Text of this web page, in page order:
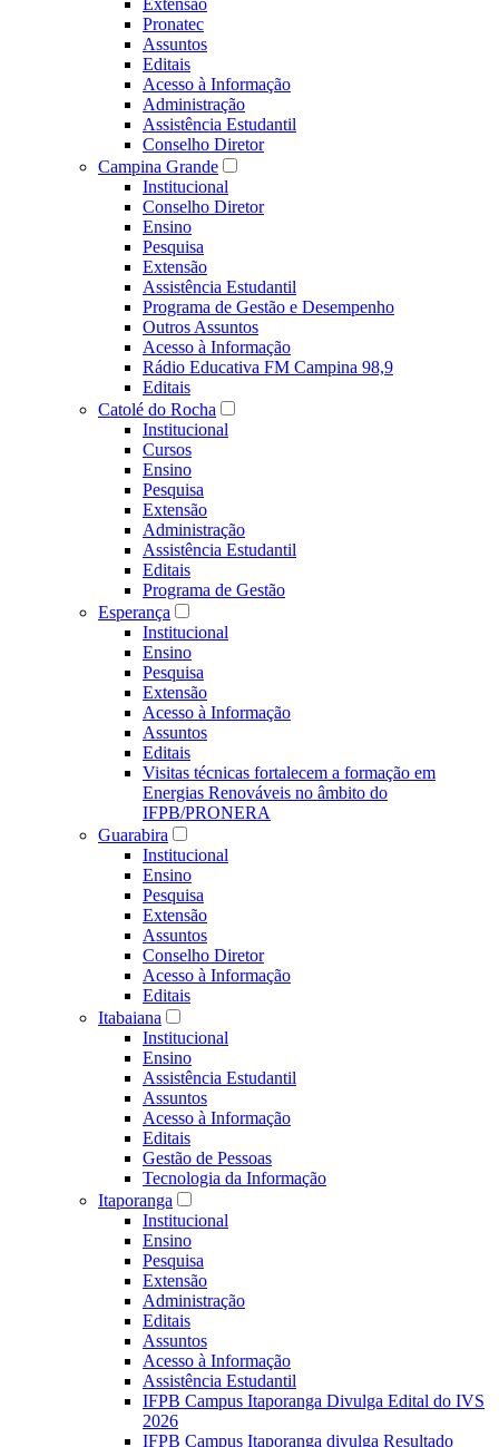
Extensão
Pronatec
Assuntos
Editais
Acesso à Informação
Administração
Assistência Estudantil
Conselho Diretor
Campina Grande
Institucional
Conselho Diretor
Ensino
Pesquisa
Extensão
Assistência Estudantil
Programa de Gestão e Desempenho
Outros Assuntos
Acesso à Informação
Rádio Educativa FM Campina 98,9
Editais
Catolé do Rocha
Institucional
Cursos
Ensino
Pesquisa
Extensão
Administração
Assistência Estudantil
Editais
Programa de Gestão
Esperança
Institucional
Ensino
Pesquisa
Extensão
Acesso à Informação
Assuntos
Editais
Visitas técnicas fortalecem a formação em
Energias Renováveis no âmbito do
IFPB/PRONERA
Guarabira
Institucional
Ensino
Pesquisa
Extensão
Assuntos
Conselho Diretor
Acesso à Informação
Editais
Itabaiana
Institucional
Ensino
Assistência Estudantil
Assuntos
Acesso à Informação
Editais
Gestão de Pessoas
Tecnologia da Informação
Itaporanga
Institucional
Ensino
Pesquisa
Extensão
Administração
Editais
Assuntos
Acesso à Informação
Assistência Estudantil
IFPB Campus Itaporanga Divulga Edital do IVS
2026
IFPB Campus Itaporanga divulga Resultado